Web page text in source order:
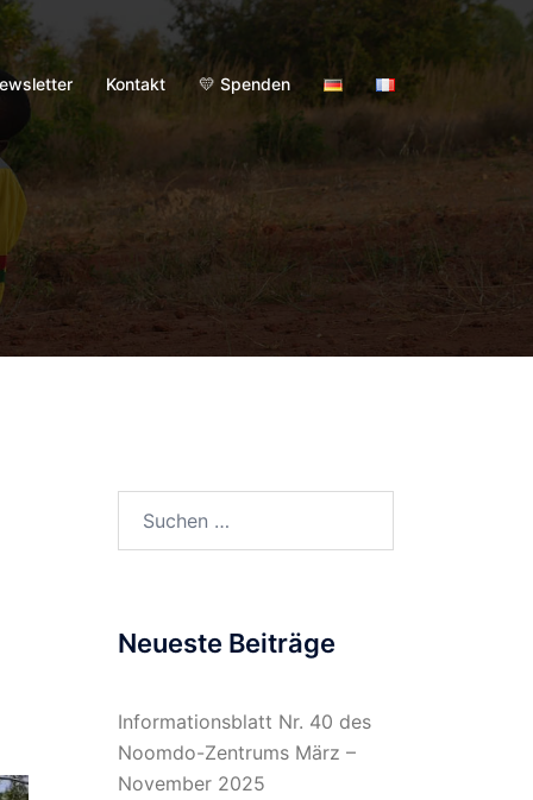
Kontakt 💛 Spenden
Neueste Beiträge
Informationsblatt Nr. 40 des
Noomdo-Zentrums März –
November 2025